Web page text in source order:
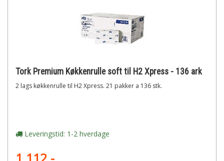
Tork Premium Køkkenrulle soft til H2 Xpress - 136 ark
2 lags køkkenrulle til H2 Xpress. 21 pakker a 136 stk.
Leveringstid: 1-2 hverdage